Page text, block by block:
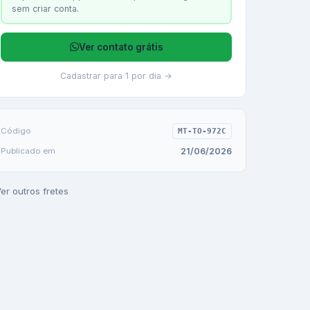
sem criar conta.
Ver contato grátis
Cadastrar para 1 por dia →
Código MT-TO-972C
Publicado em 21/06/2026
outros fretes